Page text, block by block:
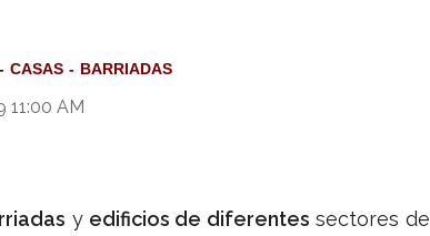
CASAS BARRIADAS
11:00 AM
yedificios de diferentes sectores de